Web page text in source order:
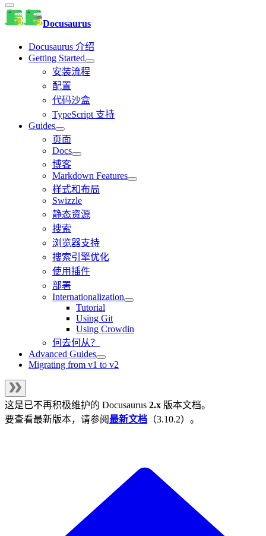
Docusaurus
Docusaurus 介绍
Getting Started
安装流程
配置
代码沙盒
TypeScript 支持
Guides
页面
Docs
博客
Markdown Features
样式和布局
Swizzle
静态资源
搜索
浏览器支持
搜索引擎优化
使用插件
部署
Internationalization
Tutorial
Using Git
Using Crowdin
何去何从？
Advanced Guides
Migrating from v1 to v2
这是已不再积极维护的 Docusaurus 2.x 版本文档。
要查看最新版本，请参阅最新文档 （3.10.2）。